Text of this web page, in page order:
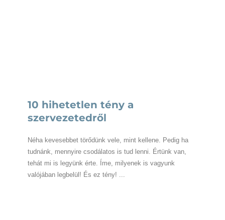
10 hihetetlen tény a
szervezetedről
Néha kevesebbet törődünk vele, mint kellene. Pedig ha
tudnánk, mennyire csodálatos is tud lenni. Értünk van,
tehát mi is legyünk érte. Íme, milyenek is vagyunk
valójában legbelül! És ez tény! ...